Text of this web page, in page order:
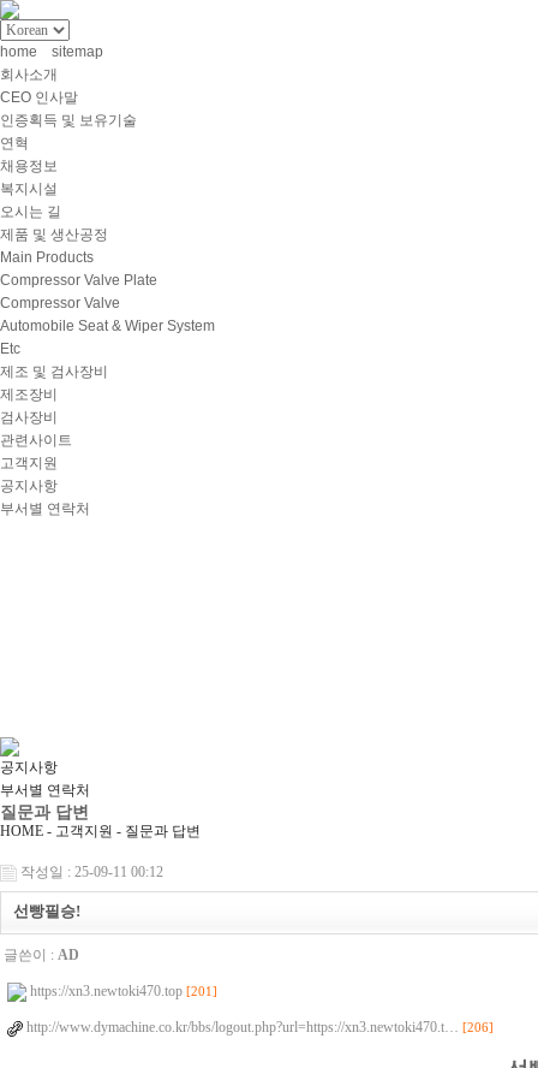
home
sitemap
회사소개
CEO 인사말
인증획득 및 보유기술
연혁
채용정보
복지시설
오시는 길
제품 및 생산공정
Main Products
Compressor Valve Plate
Compressor Valve
Automobile Seat & Wiper System
Etc
제조 및 검사장비
제조장비
검사장비
관련사이트
고객지원
공지사항
부서별 연락처
공지사항
부서별 연락처
질문과 답변
HOME - 고객지원 - 질문과 답변
작성일 : 25-09-11 00:12
선빵필승!
글쓴이 : AD
https://xn3.newtoki470.top [201]
http://www.dymachine.co.kr/bbs/logout.php?url=https://xn3.newtoki470.t… [206]